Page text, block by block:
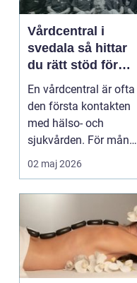
Vårdcentral i
svedala så hittar
du rätt stöd för
hela familjen
En vårdcentral är ofta
den första kontakten
med hälso- och
sjukvården. För många
i Svedala handlar v...
02 maj 2026